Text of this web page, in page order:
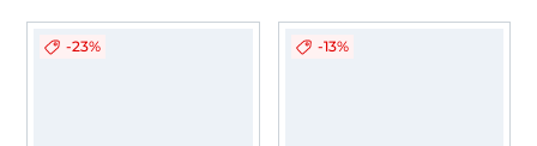
-23% -13%